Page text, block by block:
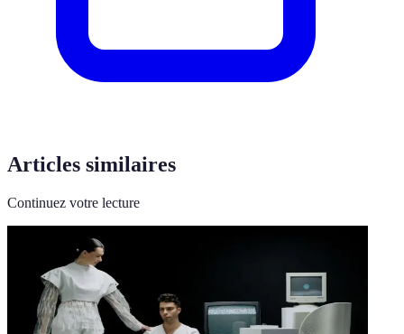
Articles similaires
Continuez votre lecture